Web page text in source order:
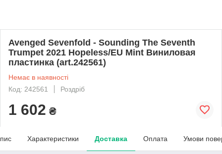
Avenged Sevenfold - Sounding The Seventh
Trumpet 2021 Hopeless/EU Mint Виниловая
пластинка (art.242561)
Немає в наявності
Код: 242561
Роздріб
1 602 ₴
Характеристики Доставка Оплата Умови